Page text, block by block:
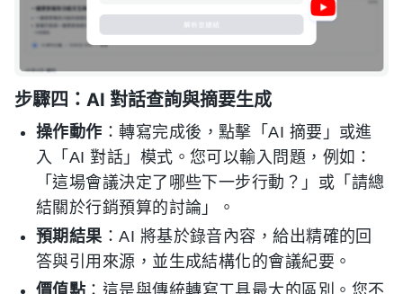
步驟四：AI 對話查詢與摘要生成
操作動作 ：轉寫完成後，點擊「AI 摘要」或進
入「AI 對話」模式。您可以輸入問題，例如：
「這場會議決定了哪些下一步行動？」或「請總
結關於行銷預算的討論」。
預期結果：AI 將基於錄音內容，給出精確的回
答與引用來源，並生成結構化的會議紀要。